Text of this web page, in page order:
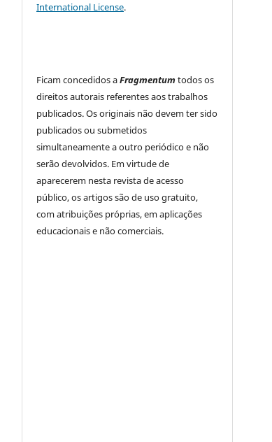
International License.
Ficam concedidos aFragmentum todos os
direitos autorais referentes aos trabalhos
publicados. Os originais não devem ter sido
publicados ou submetidos
simultaneamente a outro periódico e não
serão devolvidos. Em virtude de
aparecerem nesta revista de acesso
público, os artigos são de uso gratuito,
com atribuições próprias, em aplicações
educacionais e não comerciais.